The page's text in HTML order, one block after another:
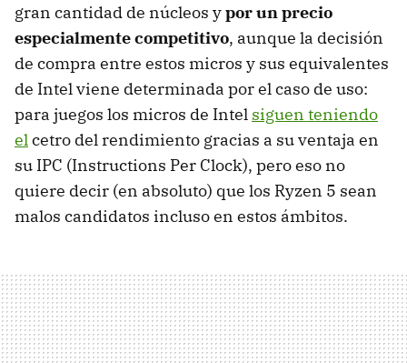
gran cantidad de núcleos ypor un precio
especialmente competitivo, aunque la decisión
de compra entre estos micros y sus equivalentes
de Intel viene determinada por el caso de uso:
para juegos los micros de Intel siguen teniendo
el cetro del rendimiento gracias a su ventaja en
su IPC (Instructions Per Clock), pero eso no
quiere decir (en absoluto) que los Ryzen 5 sean
malos candidatos incluso en estos ámbitos.